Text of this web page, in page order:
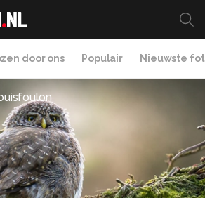
door ons Populair Nieuwste